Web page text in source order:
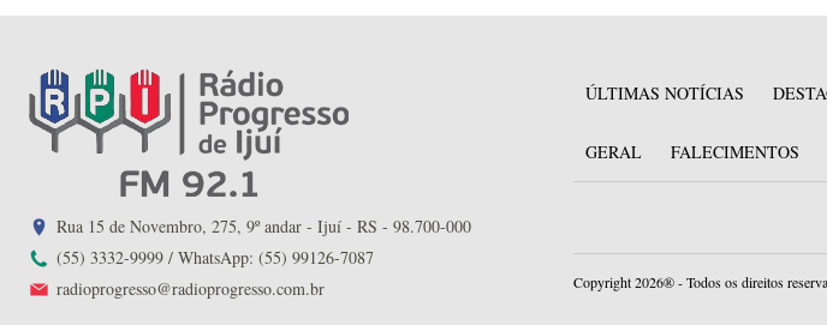
Rua 15 de Novembro, 275, 9º andar - Ijuí - RS - 98.700-000
(55) 3332-9999 / WhatsApp: (55) 99126-7087
radioprogresso@radioprogresso.com.br
ÚLTIMAS NOTÍCIAS
GERAL FALECIMENTOS
Copyright 2026® - Todos os direitos